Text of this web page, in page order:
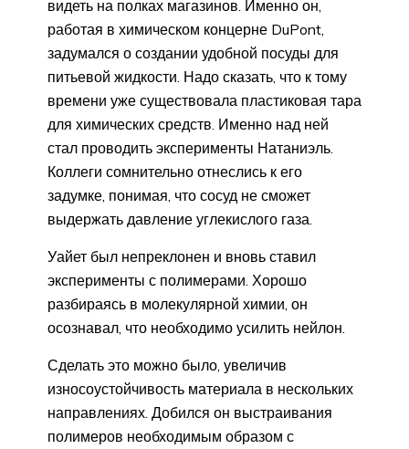
видеть на полках магазинов. Именно он,
работая в химическом концерне DuPont,
задумался о создании удобной посуды для
питьевой жидкости. Надо сказать, что к тому
времени уже существовала пластиковая тара
для химических средств. Именно над ней
стал проводить эксперименты Натаниэль.
Коллеги сомнительно отнеслись к его
задумке, понимая, что сосуд не сможет
выдержать давление углекислого газа.
Уайет был непреклонен и вновь ставил
эксперименты с полимерами. Хорошо
разбираясь в молекулярной химии, он
осознавал, что необходимо усилить нейлон.
Сделать это можно было, увеличив
износоустойчивость материала в нескольких
направлениях. Добился он выстраивания
полимеров необходимым образом с